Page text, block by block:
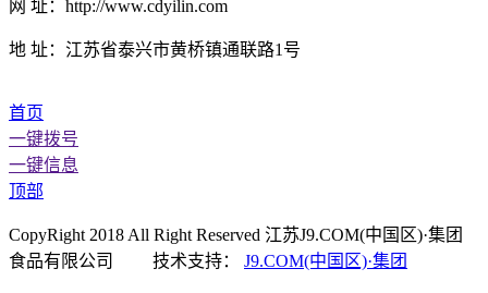
网 址：http://www.cdyilin.com
地 址：江苏省泰兴市黄桥镇通联路1号
首页
一键拨号
一键信息
顶部
CopyRight 2018 All Right Reserved 江苏J9.COM(中国区)·集团
食品有限公司 技术支持： J9.COM(中国区)·集团